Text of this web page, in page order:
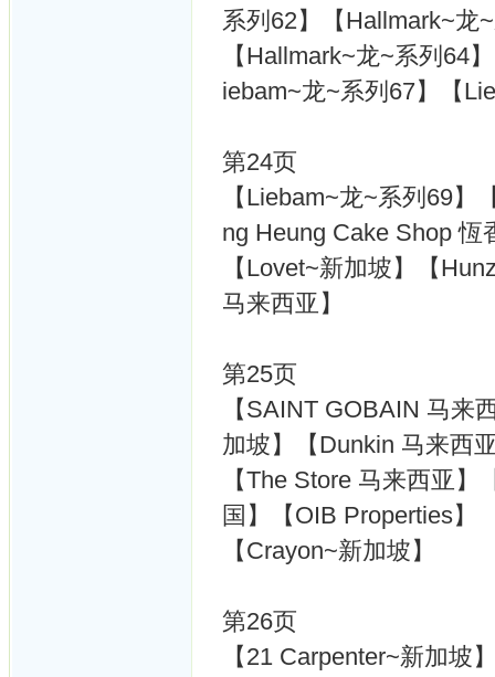
系列62】【Hallmark~龙
【Hallmark~龙~系列64
iebam~龙~系列67】【
第24页
【Liebam~龙~系列69
ng Heung Cake Shop
【Lovet~新加坡】【
马来西亚】
第25页
【SAINT GOBAIN 马来
加坡】【Dunkin 马来西
【The Store 马来西亚
国】【OIB Properties】
【Crayon~新加坡】
第26页
【21 Carpenter~新加坡